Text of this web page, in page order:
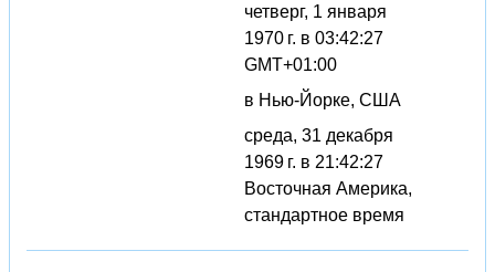
четверг, 1 января
1970 г. в 03:42:27
GMT+01:00
в Нью-Йорке, США
среда, 31 декабря
1969 г. в 21:42:27
Восточная Америка,
стандартное время